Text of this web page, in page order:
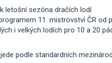
letošní sezóna dračích lodí.
11. mistrovství ČR od
i velkých lodích pro 10 a 20
podle standardních